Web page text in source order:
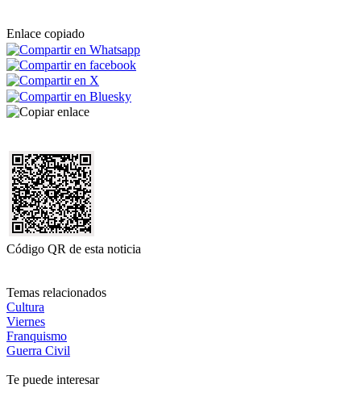
Enlace copiado
Código QR de esta noticia
Temas relacionados
Cultura
Viernes
Franquismo
Guerra Civil
Te puede interesar